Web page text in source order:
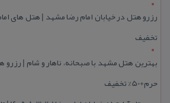
تخفیف
بهترین هتل مشهد با صبحانه، ناهار و شام |
حرم+50% تخفیف